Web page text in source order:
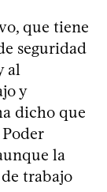
que tiene
seguridad
al
y
dicho que
la
trabajo